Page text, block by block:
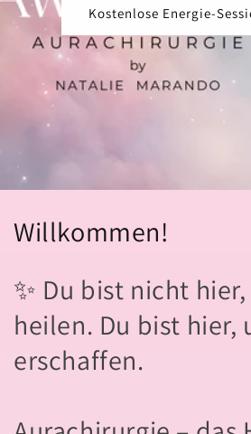
Kostenlose Energie-
Willkommen!
✨ Du bist nicht
heilen. Du bist hier,
erschaffen.